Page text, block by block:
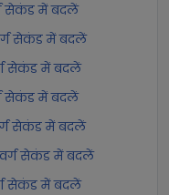
सेकंड में बदलें
सेकंड में बदलें
सेकंड में बदलें
सेकंड में बदलें
सेकंड में बदलें
वर्ग सेकंड में बदलें
सेकंड में बदलें